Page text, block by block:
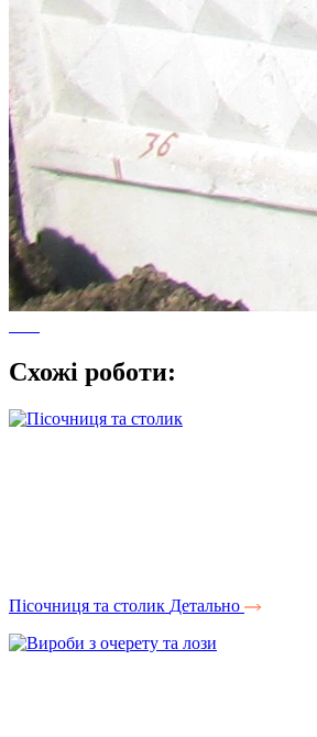
Схожі роботи:
Пісочниця та столик Детально